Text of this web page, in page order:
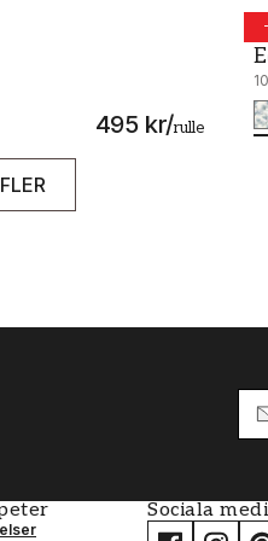
495 kr/rulle
-
Sociala